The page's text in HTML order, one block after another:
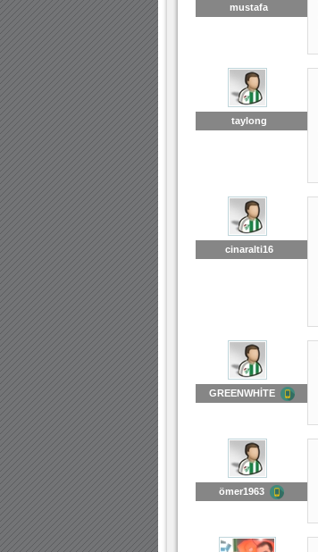
mustafa
taylong
cinaralti16
GREENWHİTE
ömer1963